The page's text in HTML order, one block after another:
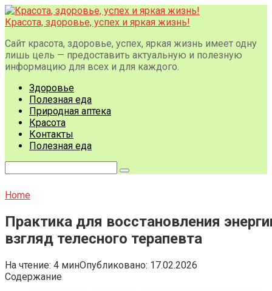
Перейти
к
Красота, здоровье, успех и яркая жизнь!
Сайт красота, здоровье, успех, яркая жизнь имеет одну
лишь цель — предоставить актуальную и полезную
информацию для всех и для каждого.
Здоровье
Полезная еда
Природная аптека
Красота
Контакты
Полезная еда
Home
Практика для восстановления
взгляд телесного терапевта
На чтение: 4 минОпубликовано: 17.02.2026
Содержание